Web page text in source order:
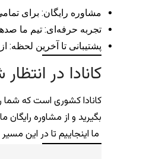
مشاوره رایگان: برای
تجربه حرفه‌ای: تیم ما
پشتیبانی تا آخرین لحظه:
کانادا در
کانادا کشوری است که شما
بگیرید و از مشاوره رایگان
ما اینجاییم تا در این